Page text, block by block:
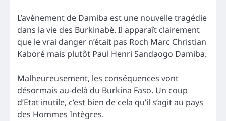
L’avènement de Damiba est une nouvelle tragédie
dans la vie des Burkinabè. Il apparaît clairement
que le vrai danger n’était pas Roch Marc Christian
Kaboré mais plutôt Paul Henri Sandaogo Damiba.
Malheureusement, les conséquences vont
désormais au-delà du Burkina Faso. Un coup
d’Etat inutile, c’est bien de cela qu’il s’agit au pays
des Hommes Intègres.